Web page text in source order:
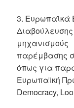
3. Ευρωπαϊκά
μηχανισμούς
παρέμβασης
όπως για
Ευρωπαϊκή
Democracy,